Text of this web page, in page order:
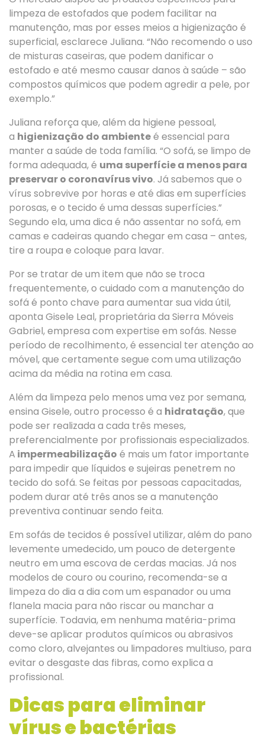
limpeza de estofados que podem facilitar na
manutenção, mas por esses meios a higienização é
superficial, esclarece Juliana. “Não recomendo o uso
de misturas caseiras, que podem danificar o
estofado e até mesmo causar danos à saúde – são
compostos químicos que podem agredir a pele, por
exemplo.”
Juliana reforça que, além da higiene pessoal,
a higienização do ambienteé essencial para
manter a saúde de toda família. “O sofá, se limpo de
forma adequada, é uma superfície a menos para
preservar o coronavírus vivo. Já sabemos que o
vírus sobrevive por horas e até dias em superfícies
porosas, e o tecido é uma dessas superfícies.”
Segundo ela, uma dica é não assentar no sofá, em
camas e cadeiras quando chegar em casa – antes,
tire a roupa e coloque para lavar.
Por se tratar de um item que não se troca
frequentemente, o cuidado com a manutenção do
sofá é ponto chave para aumentar sua vida útil,
aponta Gisele Leal, proprietária da Sierra Móveis
Gabriel, empresa com expertise em sofás. Nesse
período de recolhimento, é essencial ter atenção ao
móvel, que certamente segue com uma utilização
acima da média na rotina em casa.
Além da limpeza pelo menos uma vez por semana,
ensina Gisele, outro processo é a hidratação, que
pode ser realizada a cada três meses,
preferencialmente por profissionais especializados.
A impermeabilização é mais um fator importante
para impedir que líquidos e sujeiras penetrem no
tecido do sofá. Se feitas por pessoas capacitadas,
podem durar até três anos se a manutenção
preventiva continuar sendo feita.
Em sofás de tecidos é possível utilizar, além do pano
levemente umedecido, um pouco de detergente
neutro em uma escova de cerdas macias. Já nos
modelos de couro ou courino, recomenda-se a
limpeza do dia a dia com um espanador ou uma
flanela macia para não riscar ou manchar a
superfície. Todavia, em nenhuma matéria-prima
deve-se aplicar produtos químicos ou abrasivos
como cloro, alvejantes ou limpadores multiuso, para
evitar o desgaste das fibras, como explica a
profissional.
Dicas para eliminar
vírus e bactérias